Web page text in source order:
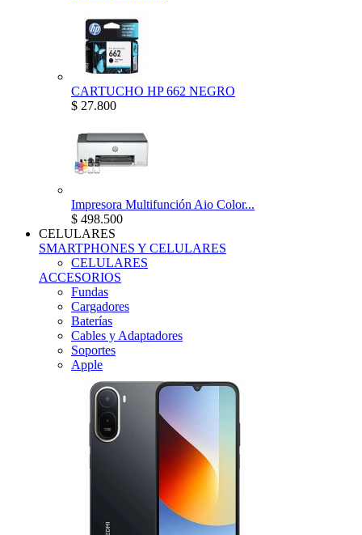
CARTUCHO HP 662 NEGRO
$ 27.800
Impresora Multifunción Aio Color...
$ 498.500
CELULARES
SMARTPHONES Y CELULARES
CELULARES
ACCESORIOS
Fundas
Cargadores
Baterías
Cables y Adaptadores
Soportes
Apple